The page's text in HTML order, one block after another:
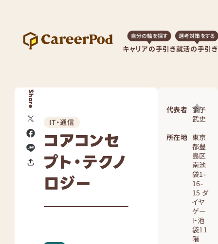
キャリアの手引き
自分の軸を探す
就活の手引き
選考対策をする
Share
IT・通信
コアコンセ
プト・テクノ
ロジー
代表者 金子
武史
所在地 東京
都豊
島区
南池
袋1-
16-
15 ダ
イヤ
ゲー
ト池
袋11
階